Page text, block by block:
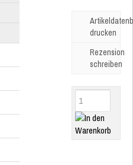
drucken
Rezension
schreiben